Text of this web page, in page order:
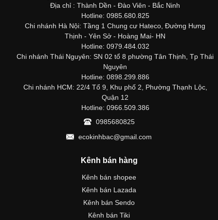
Địa chỉ : Thành Dền - Đào Viên - Bắc Ninh
Hotline: 0985.680.825
Chi nhánh Hà Nội: Tầng 1 Chung cư Hateco, Đường Hưng
Thịnh - Yên Sở - Hoàng Mai- HN
Hotline: 0979.484.032
Chi nhánh Thái Nguyên: SN 02 tổ 8 phường Tân Thịnh, Tp Thái
Nguyên
Hotline: 0898.299.886
Chi nhánh HCM: 22/4 Tổ 9, Khu phố 2, Phường Thạnh Lộc,
Quận 12
Hotline: 0966.509.386
0985680825
ecokinhbac@gmail.com
Kênh bán hàng
Kênh bán shopee
Kênh bán Lazada
Kênh bán Sendo
Kênh bán Tiki